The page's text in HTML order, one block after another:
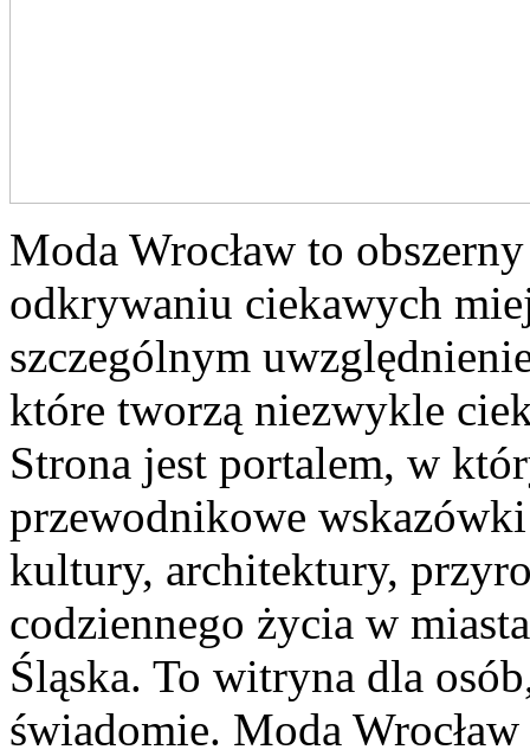
Moda Wrocław to
odkrywaniu ciekawych
szczególnym
które tworzą niezwykle
Strona jest portalem, w
przewodnikowe
kultury, architektury,
codziennego życia w
Śląska. To witryna dla
świadomie. Moda